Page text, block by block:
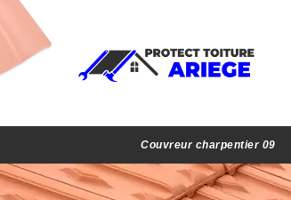
Couvreur charpentier 09